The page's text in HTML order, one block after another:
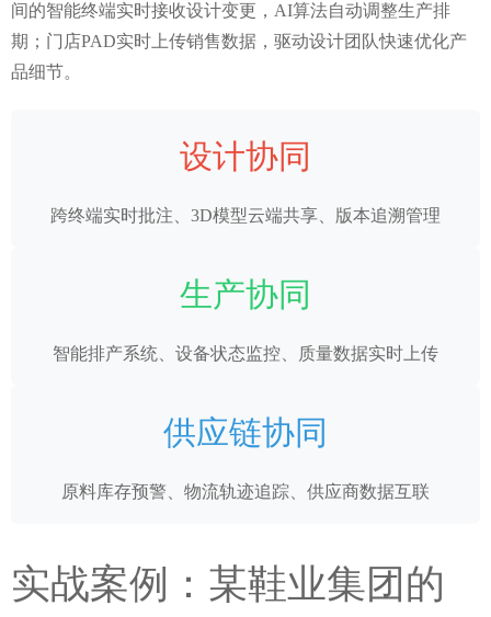
间的智能终端实时接收设计变更，AI算法自动调整生产排
期；门店PAD实时上传销售数据，驱动设计团队快速优化产
品细节。
设计协同
跨终端实时批注、3D模型云端共享、版本追溯管理
生产协同
智能排产系统、设备状态监控、质量数据实时上传
供应链协同
原料库存预警、物流轨迹追踪、供应商数据互联
实战案例：某鞋业集团的